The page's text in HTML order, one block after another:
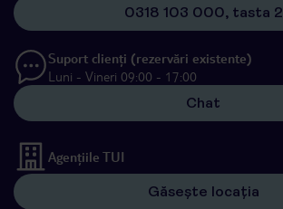
0318 103 000, tasta 2
Suport clienți (rezervări existente)
Luni - Vineri 09:00 - 17:00
Chat
Agențiile TUI
Găsește locația